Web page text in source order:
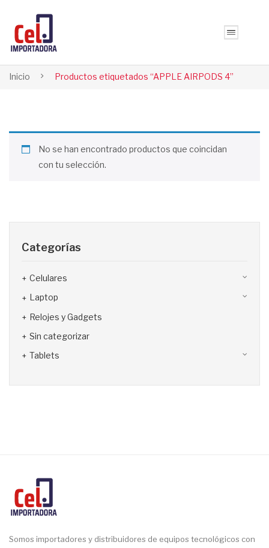
Inicio Productos etiquetados “APPLE AIRPODS 4”
No se han encontrado productos que coincidan
con tu selección.
Categorías
Celulares
Laptop
Relojes y Gadgets
Sin categorizar
Tablets
Somos importadores y distribuidores de equipos tecnológicos con